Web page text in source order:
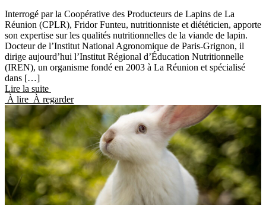
Interrogé par la Coopérative des Producteurs de Lapins de La
Réunion (CPLR), Fridor Funteu, nutritionniste et diététicien, apporte
son expertise sur les qualités nutritionnelles de la viande de lapin.
Docteur de l’Institut National Agronomique de Paris-Grignon, il
dirige aujourd’hui l’Institut Régional d’Éducation Nutritionnelle
(IREN), un organisme fondé en 2003 à La Réunion et spécialisé
dans […]
Lire la suite
À lire À regarder